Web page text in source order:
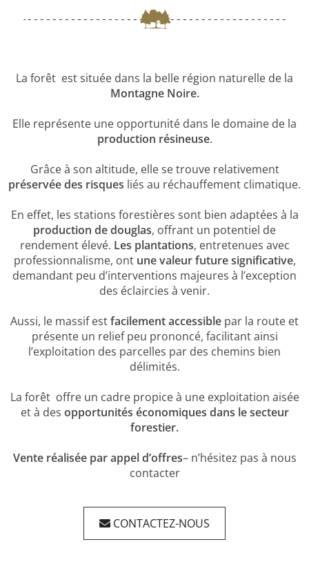
La forêt est située dans la belle région naturelle de la
Montagne Noire.
Elle représente une opportunité dans le domaine de la
production résineuse.
Grâce à son altitude, elle se trouve relativement
préservée des risques liés au réchauffement climatique.
En effet, les stations forestières sont bien adaptées à la
production de douglas, offrant un potentiel de
rendement élevé. Les plantations, entretenues avec
professionnalisme, ont une valeur future significative,
demandant peu d’interventions majeures à l’exception
des éclaircies à venir.
Aussi, le massif estfacilement accessible par la route et
présente un relief peu prononcé, facilitant ainsi
l’exploitation des parcelles par des chemins bien
délimités.
La forêt offre un cadre propice à une exploitation aisée
et à des opportunités économiques dans le secteur
forestier.
Vente réalisée par appel d’offres– n’hésitez pas à nous
contacter
CONTACTEZ-NOUS